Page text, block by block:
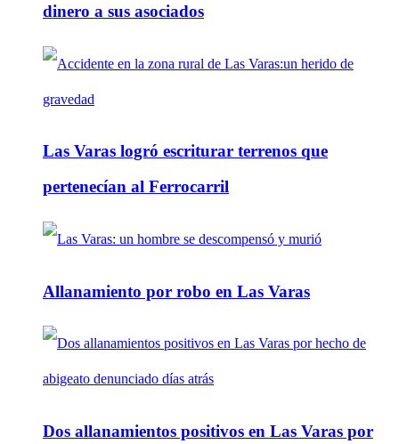
dinero a sus asociados
Las Varas logró escriturar terrenos que
pertenecían al Ferrocarril
Allanamiento por robo en Las Varas
Dos allanamientos positivos en Las Varas por